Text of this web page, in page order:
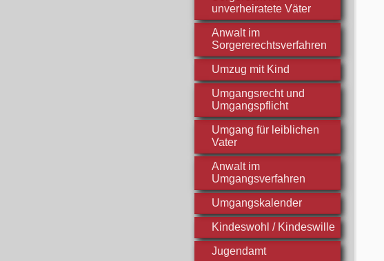
unverheiratete Väter
Anwalt im
Sorgererechtsverfahren
Umzug mit Kind
Umgangsrecht und
Umgangspflicht
Umgang für leiblichen
Vater
Anwalt im
Umgangsverfahren
Umgangskalender
Kindeswohl / Kindeswille
Jugendamt